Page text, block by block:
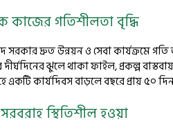
কাজের গতিশীলতা বৃদ্ধি
সরকার দ্রুত উন্নয়ন ও সেবা কার্যক্রমে
দীর্ঘদিনের ঝুলে থাকা ফাইল, প্রকল্প
একটি কার্যদিবস বাড়লে বছরে প্রায় ৫০
স্থিতিশীল হওয়া